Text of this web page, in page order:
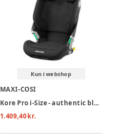
Kun i webshop
MAXI-COSI
Kore Pro i-Size - authentic black
1.409,40 kr.